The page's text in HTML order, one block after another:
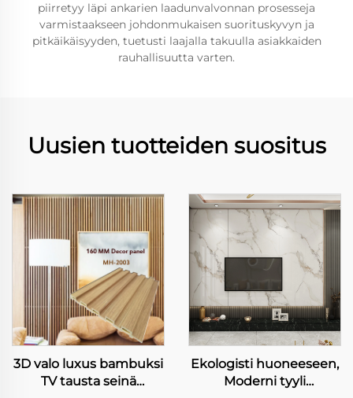
piirretyy läpi ankarien laadunvalvonnan prosesseja
varmistaakseen johdonmukaisen suorituskyvyn ja
pitkäikäisyyden, tuetusti laajalla takuulla asiakkaiden
rauhallisuutta varten.
Uusien tuotteiden suositus
3D valo luxus bambuksi
TV tausta seinä
Ekologisti huoneeseen,
Moderni tyyli